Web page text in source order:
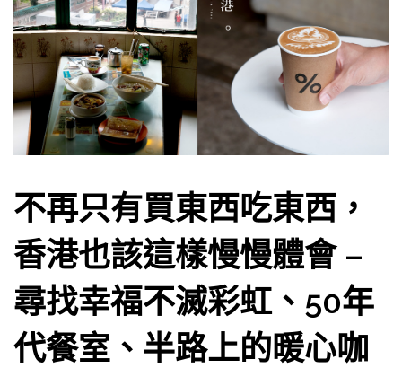
不再只有買東西吃東西，
香港也該這樣慢慢體會 –
尋找幸福不滅彩虹、50年
代餐室、半路上的暖心咖